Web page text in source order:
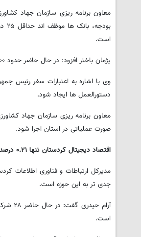
است.
پژمان باختر افزود: در حال حاضر حدود ۷۰۰ تا ۸۰۰ طرح نیمه تمام کشاورزی در استان وجود دارد که برای تکمیل آنها نزدیک به ۹ همت اعتبار نیاز است.
دستورالعمل ها ایجاد شود.
صورت عملیاتی در استان اجرا شود.
اقتصاد دیجیتال کردستان تنها ۰.۲۱
جدی تر به این حوزه است.
است.